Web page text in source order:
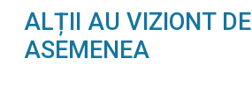
ALȚII AU VIZIONT DE
ASEMENEA